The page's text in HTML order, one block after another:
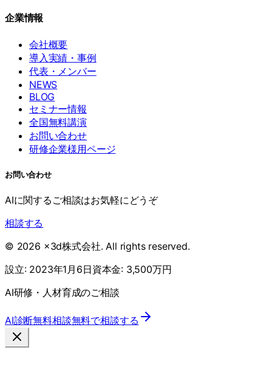
企業情報
会社概要
導入実績・事例
代表・メンバー
NEWS
BLOG
セミナー情報
全国無料講演
お問い合わせ
研修企業様用ページ
お問い合わせ
AIに関するご相談はお気軽にどうぞ
相談する
© 2026 x3d株式会社. All rights reserved.
設立: 2023年1月6日資本金: 3,500万円
AI研修・人材育成のご相談
AI診断無料相談無料で相談する